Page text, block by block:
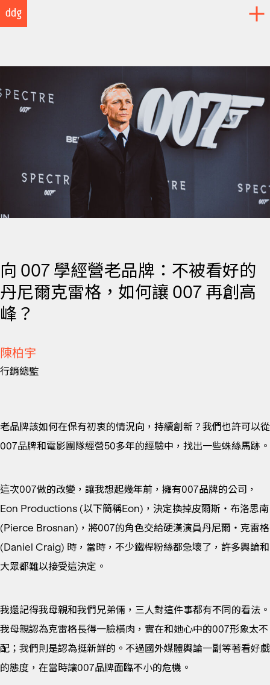
向 007 學經營老品牌：不被看好的
丹尼爾克雷格，如何讓 007 再創高
峰？
陳柏宇
行銷總監
老品牌該如何在保有初衷的情況向，持續創新？我們也許可以從
007品牌和電影團隊經營50多年的經驗中，找出一些蛛絲馬跡。
這次007做的改變，讓我想起幾年前，擁有007品牌的公司，
Eon Productions (以下簡稱Eon)，決定換掉皮爾斯‧布洛思南
(Pierce Brosnan)，將007的角色交給硬漢演員丹尼爾‧克雷格
(Daniel Craig) 時，當時，不少鐵桿粉絲都急壞了，許多輿論和
大眾都難以接受這決定。
我還記得我母親和我們兄弟倆，三人對這件事都有不同的看法。
我母親認為克雷格長得一臉橫肉，實在和她心中的007形象太不
配；我們則是認為挺新鮮的。不過國外媒體輿論一副等著看好戲
的態度，在當時讓007品牌面臨不小的危機。